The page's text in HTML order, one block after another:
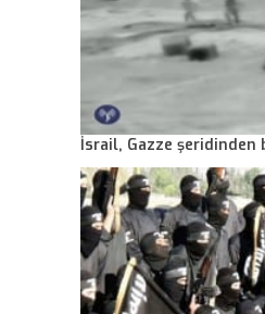
İsrail, Gazze şeridinden